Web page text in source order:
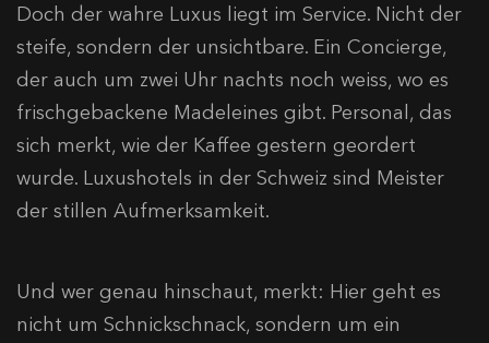
Doch der wahre Luxus liegt im Service. Nicht der
steife, sondern der unsichtbare. Ein Concierge,
der auch um zwei Uhr nachts noch weiss, wo es
frischgebackene Madeleines gibt. Personal, das
sich merkt, wie der Kaffee gestern geordert
wurde. Luxushotels in der Schweiz sind Meister
der stillen Aufmerksamkeit.
Und wer genau hinschaut, merkt: Hier geht es
nicht um Schnickschnack, sondern um ein